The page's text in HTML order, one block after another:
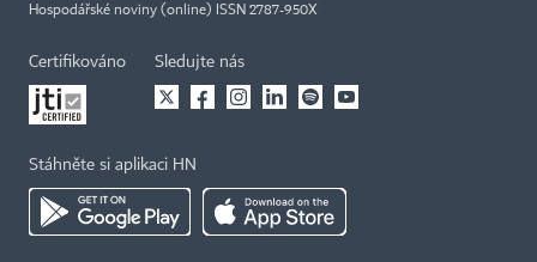
Hospodářské noviny (online) ISSN 2787-950X
Certifikováno Sledujte nás
Stáhněte si aplikaci HN